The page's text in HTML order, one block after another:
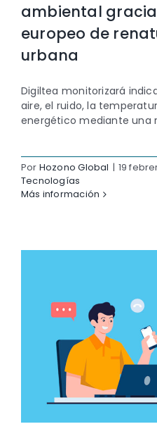
ambiental
europeo de
urbana
Digiltea monitorizará
aire, el ruido, la
energético mediante una
Por Hozono Global | 19
Tecnologías
Más información